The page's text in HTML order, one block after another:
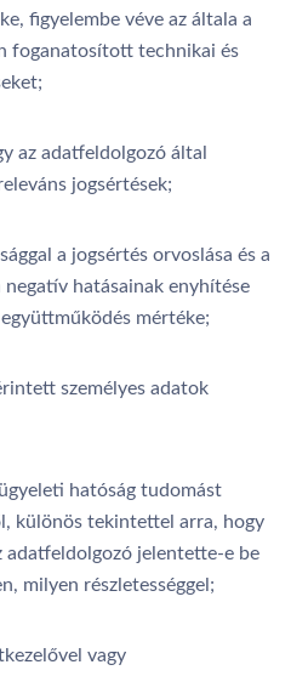
figyelembe véve az általa a
foganatosított technikai és
az adatfeldolgozó által
jogsértések;
a jogsértés orvoslása és a
negatív hatásainak enyhítése
mértéke;
személyes adatok
hatóság tudomást
különös tekintettel arra, hogy
adatfeldolgozó jelentette-e be
milyen részletességgel;
vagy